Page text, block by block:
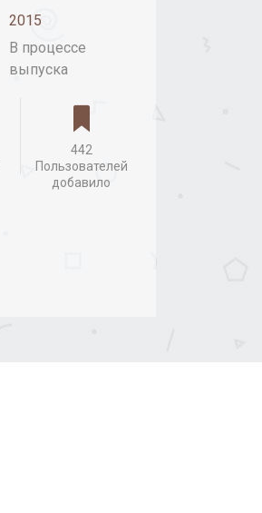
2015
В процессе
выпуска
442
Пользователей
добавило